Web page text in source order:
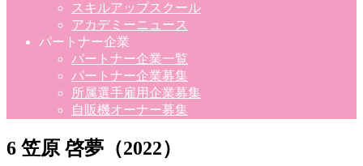
スキルアップスクール
アカデミーニュース
パートナー企業
パートナー企業一覧
パートナー企業募集
所属選手雇用企業募集
自販機オーナー募集
6 笠原 啓夢（2022）